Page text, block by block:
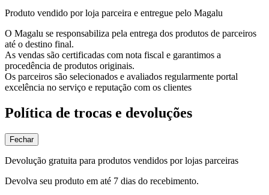
Produto vendido por loja parceira e entregue pelo Magalu
O Magalu se responsabiliza pela entrega dos produtos de parceiros
até o destino final.
As vendas são certificadas com nota fiscal e garantimos a
procedência de produtos originais.
Os parceiros são selecionados e avaliados regularmente portal
excelência no serviço e reputação com os clientes
Política de trocas e devoluções
Fechar
Devolução gratuita para produtos vendidos por lojas parceiras
Devolva seu produto em até 7 dias do recebimento.